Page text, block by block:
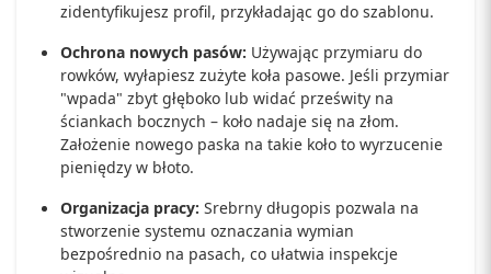
zidentyfikujesz profil, przykładając go do szablonu.
Ochrona nowych pasów: Używając przymiaru do
rowków, wyłapiesz zużyte koła pasowe. Jeśli przymiar
"wpada" zbyt głęboko lub widać prześwity na
ściankach bocznych – koło nadaje się na złom.
Założenie nowego paska na takie koło to wyrzucenie
pieniędzy w błoto.
Organizacja pracy: Srebrny długopis pozwala na
stworzenie systemu oznaczania wymian
bezpośrednio na pasach, co ułatwia inspekcje